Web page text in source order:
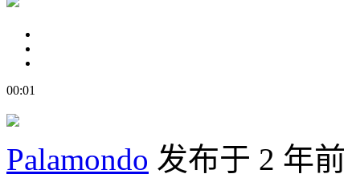
00:01
Palamondo 发布于 2 年前